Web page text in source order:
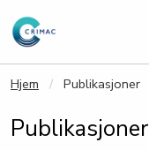
Hjem Publikasjoner
Publikasjoner